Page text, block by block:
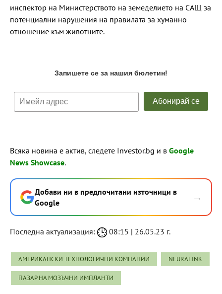
инспектор на Министерството на земеделието на САЩ за
потенциални нарушения на правилата за хуманно
отношение към животните.
Всяка новина е актив, следете Investor.bg и в Google
News Showcase.
Добави ни в предпочитани източници в
Google
→
Последна актуализация: 08:15 | 26.05.23 г.
АМЕРИКАНСКИ ТЕХНОЛОГИЧНИ КОМПАНИИ NEURALINK
ПАЗАР НА МОЗЪЧНИ ИМПЛАНТИ